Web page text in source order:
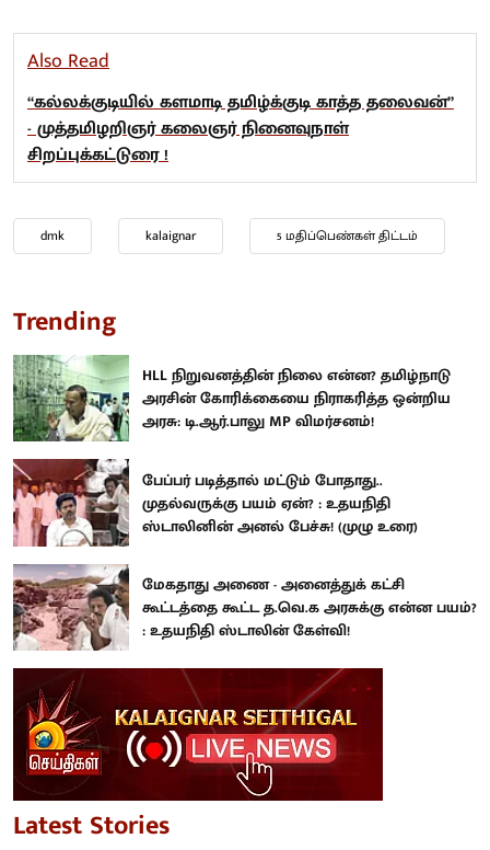
Also Read
“கல்லக்குடியில் களமாடி தமிழ்க்குடி காத்த தலைவன்”
- முத்தமிழறிஞர் கலைஞர் நினைவுநாள்
சிறப்புக்கட்டுரை !
dmk kalaignar 5 மதிப்பெண்கள் திட்டம்
Trending
HLL நிறுவனத்தின் நிலை என்ன? தமிழ்நாடு
அரசின் கோரிக்கையை நிராகரித்த ஒன்றிய
அரசு: டி.ஆர்.பாலு MP விமர்சனம்!
பேப்பர் படித்தால் மட்டும் போதாது..
முதல்வருக்கு பயம் ஏன்? : உதயநிதி
ஸ்டாலினின் அனல் பேச்சு! (முழு உரை)
மேகதாது அணை - அனைத்துக் கட்சி
கூட்டத்தை கூட்ட த.வெ.க அரசுக்கு என்ன பயம்?
: உதயநிதி ஸ்டாலின் கேள்வி!
Latest Stories